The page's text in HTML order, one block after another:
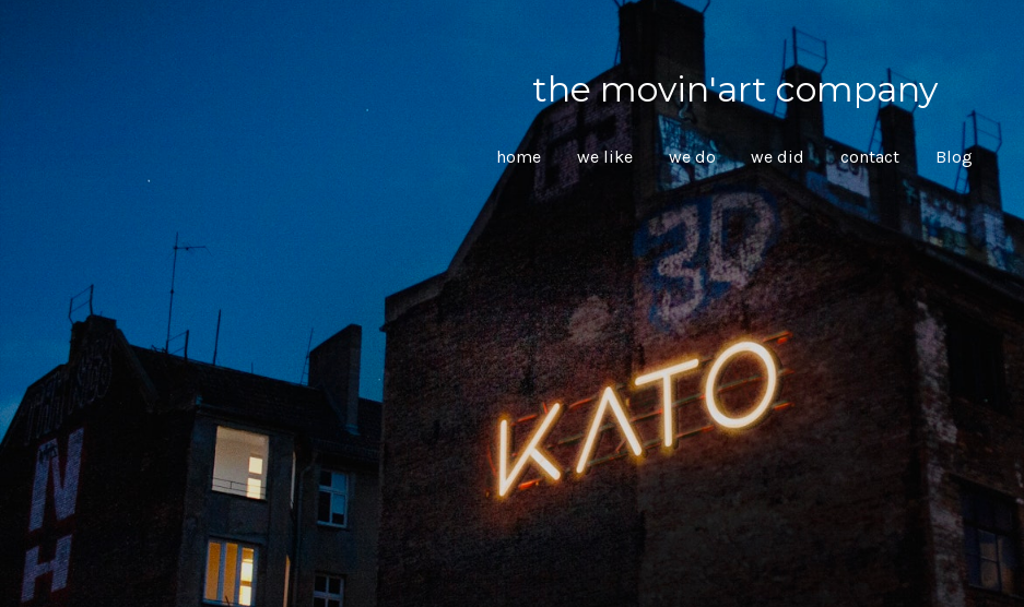
the movin'art company
home we like we do we did contact Blog